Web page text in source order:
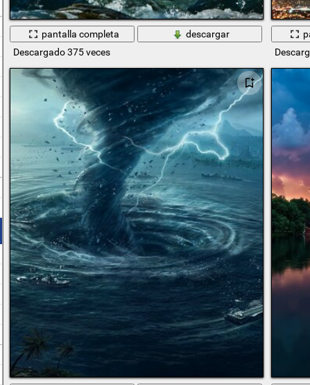
pantalla completa
descargar
Descargado 375 veces